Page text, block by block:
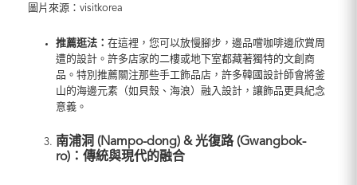
圖片來源：visitkorea
推薦逛法： 在這裡，您可以放慢腳步，邊品嚐咖啡邊欣賞周
遭的設計。許多店家的二樓或地下室都藏著獨特的文創商
品。特別推薦關注那些手工飾品店，許多韓國設計師會將釜
山的海邊元素（如貝殼、海浪）融入設計，讓飾品更具紀念
意義。
南浦洞 (Nampo-dong) & 光復路 (Gwangbok-
ro)：傳統與現代的融合